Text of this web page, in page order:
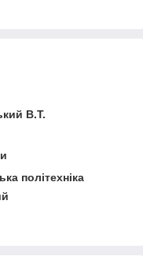
В.Т.
політехніка